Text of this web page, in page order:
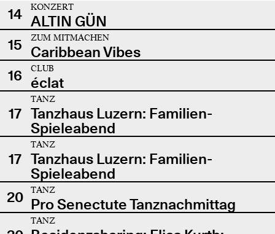
14
KONZERT
ALTIN GÜN
15
ZUM MITMACHEN
Caribbean Vibes
16
CLUB
éclat
17
TANZ
Tanzhaus Luzern: Familien-
Spieleabend
17
TANZ
Tanzhaus Luzern: Familien-
Spieleabend
20
TANZ
Pro Senectute Tanznachmittag
TANZ